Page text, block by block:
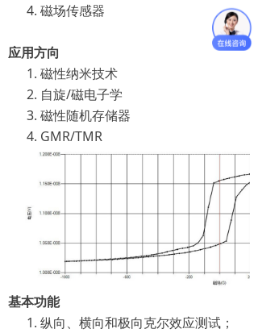
磁场传感器
应用方向
磁性纳米技术
自旋/磁电子学
磁性随机存储器
GMR/TMR
基本功能
纵向、横向和极向克尔效应测试；